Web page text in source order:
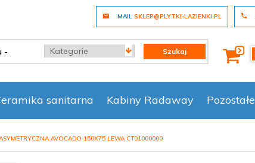
MAIL SKLEP@PLYTKI-LAZIENKI.PL
categories_searcher Szukaj
sanitarna Kabiny Radaway Pozostałe
AVOCADO 150X75 LEWA CT01000000